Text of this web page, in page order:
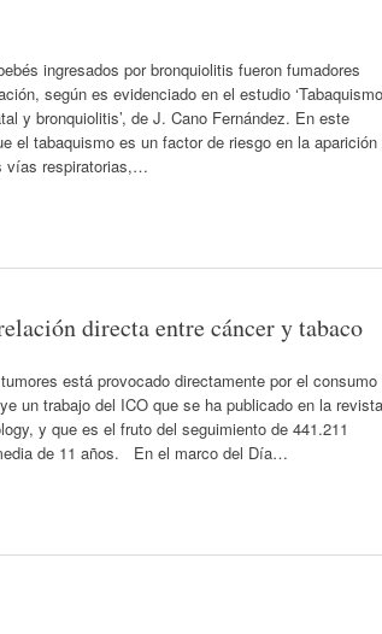
ingresados por bronquiolitis fueron fumadores
según es evidenciado en el estudio ‘Tabaquismo
y bronquiolitis’, de J. Cano Fernández. En este
el tabaquismo es un factor de riesgo en la aparición
vías respiratorias,…
directa entre cáncer y tabaco
está provocado directamente por el consumo
un trabajo del ICO que se ha publicado en la revista
y que es el fruto del seguimiento de 441.211
de 11 años. En el marco del Día…